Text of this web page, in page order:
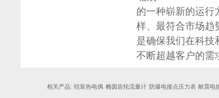
的一种崭新的运行
样、最符合市场趋
是确保我们在科技
不断超越客户的需
相关产品: 铠装热电偶 椭圆齿轮流量计 防爆电接点压力表 耐震电